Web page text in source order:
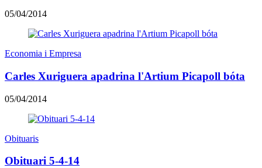
05/04/2014
Economia i Empresa
Carles Xuriguera apadrina l'Artium Picapoll bóta
05/04/2014
Obituaris
Obituari 5-4-14